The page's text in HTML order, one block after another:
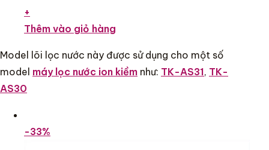
+
Thêm vào giỏ hàng
Model lõi lọc nước này được sử dụng cho một số
model máy lọc nước ion kiềm như: TK-AS31, TK-
AS30
-33%